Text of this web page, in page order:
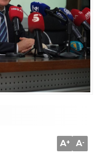
A+ A-